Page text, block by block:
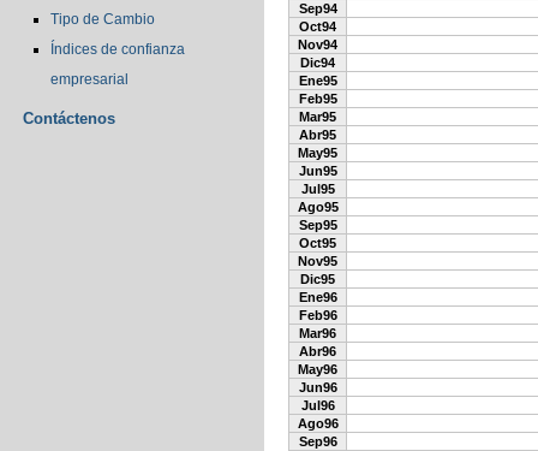
Tipo de Cambio
Índices de confianza
empresarial
Contáctenos
Sep94
Oct94
Nov94
Dic94
Ene95
Feb95
Mar95
Abr95
May95
Jun95
Jul95
Ago95
Sep95
Oct95
Nov95
Dic95
Ene96
Feb96
Mar96
Abr96
May96
Jun96
Jul96
Ago96
Sep96